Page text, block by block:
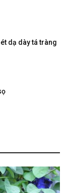
dạ dày tá tràng